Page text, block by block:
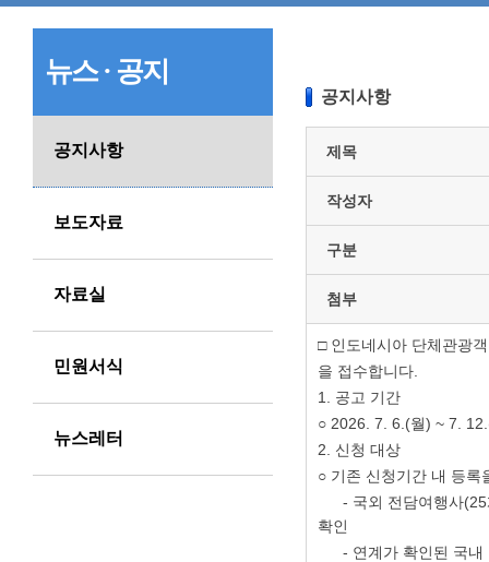
뉴스 · 공지
공지사항
보도자료
자료실
민원서식
뉴스레터
공지사항
제목
작성자
구분
첨부
□ 인도네시아 단체관광
을 접수합니다
1. 공고 기간
○ 2026. 7. 6.(월) ~ 7.
2. 신청 대상
○ 기존 신청기간 내 등록
- 국외 전담여행사(25
확인
- 연계가 확인된 국